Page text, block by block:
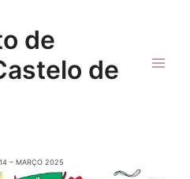
de
de
– MARÇO 2025